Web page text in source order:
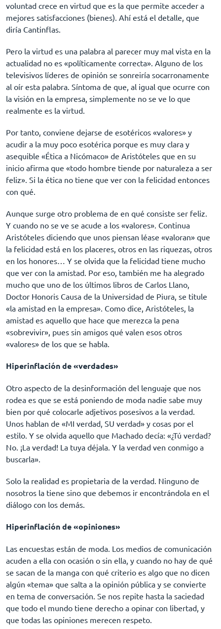
voluntad crece en virtud que es la que permite acceder a
mejores satisfacciones (bienes). Ahí está el detalle, que
diría Cantinflas.
Pero la virtud es una palabra al parecer muy mal vista en la
actualidad no es «políticamente correcta». Alguno de los
televisivos líderes de opinión se sonreiría socarronamente
al oír esta palabra. Síntoma de que, al igual que ocurre con
la visión en la empresa, simplemente no se ve lo que
realmente es la virtud.
Por tanto, conviene dejarse de esotéricos «valores» y
acudir a la muy poco esotérica porque es muy clara y
asequible «Ética a Nicómaco» de Aristóteles que en su
inicio afirma que «todo hombre tiende por naturaleza a ser
feliz». Si la ética no tiene que ver con la felicidad entonces
con qué.
Aunque surge otro problema de en qué consiste ser feliz.
Y cuando no se ve se acude a los «valores». Continua
Aristóteles diciendo que unos piensan léase «valoran» que
la felicidad está en los placeres, otros en las riquezas, otros
en los honores… Y se olvida que la felicidad tiene mucho
que ver con la amistad. Por eso, también me ha alegrado
mucho que uno de los últimos libros de Carlos Llano,
Doctor Honoris Causa de la Universidad de Piura, se titule
«la amistad en la empresa». Como dice, Aristóteles, la
amistad es aquello que hace que merezca la pena
«sobrevivir», pues sin amigos qué valen esos otros
«valores» de los que se habla.
Hiperinflación de «verdades»
Otro aspecto de la desinformación del lenguaje que nos
rodea es que se está poniendo de moda nadie sabe muy
bien por qué colocarle adjetivos posesivos a la verdad.
Unos hablan de «MI verdad, SU verdad» y cosas por el
estilo. Y se olvida aquello que Machado decía: «¿Tú verdad?
No. ¡La verdad! La tuya déjala. Y la verdad ven conmigo a
buscarla».
Solo la realidad es propietaria de la verdad. Ninguno de
nosotros la tiene sino que debemos ir encontrándola en el
diálogo con los demás.
Hiperinflación de «opiniones»
Las encuestas están de moda. Los medios de comunicación
acuden a ella con ocasión o sin ella, y cuando no hay de qué
se sacan de la manga con qué criterio es algo que no dicen
algún «tema» que salta a la opinión pública y se convierte
en tema de conversación. Se nos repite hasta la saciedad
que todo el mundo tiene derecho a opinar con libertad, y
que todas las opiniones merecen respeto.